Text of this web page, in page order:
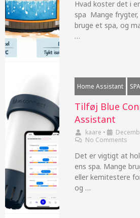
Hvad koster det i
spa Mange
bruge et spa, og
…
Home Assistant SPA
Tilføj Blue
Assistant
kaare •
No Comments
Det er vigtigt at
ens spa. Mange
eller kemitestere
og …